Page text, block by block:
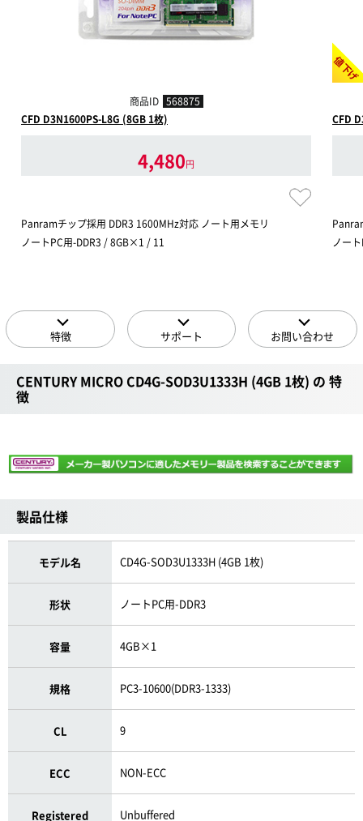
商品ID 568875
CFD D3N1600PS-L8G (8GB 1枚)
4,480円
Panramチップ採用 DDR3 1600MHz対応 ノート用メモリ
ノートPC用-DDR3 / 8GB×1 / 11
値下げ
CFD
ノー
特徴 サポート お問い合わせ
CENTURY MICRO CD4G-SOD3U1333H (4GB 1枚) の 特
徴
製品仕様
モデル名 CD4G-SOD3U1333H (4GB 1枚)
形状 ノートPC用-DDR3
容量 4GB×1
規格 PC3-10600(DDR3-1333)
CL 9
ECC NON-ECC
Registered Unbuffered